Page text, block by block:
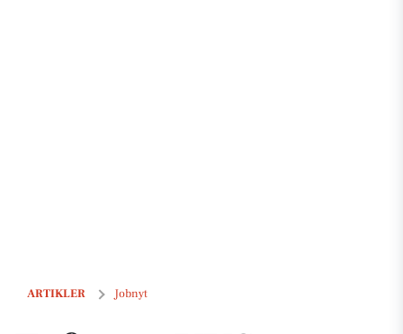
ARTIKLER Jobnyt
Erfarne VVS-montører søges til serviceafdeling med fokus på